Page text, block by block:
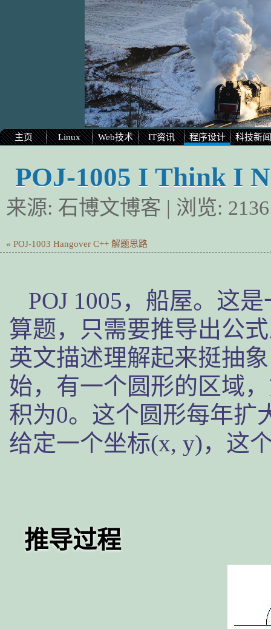
主页 Linux Web技术 IT资讯 程序设计 科技新闻
POJ-1005 I Think I
来源: 石博文博客 | 浏览: 2136
« POJ-1003 Hangover C++ 解题思路
POJ 1005，船屋。这
算题，只需要推导出公
英文描述理解起来挺抽
始，有一个圆形的区域
积为0。这个圆形每年扩
给定一个坐标(x, y)，这
推导过程